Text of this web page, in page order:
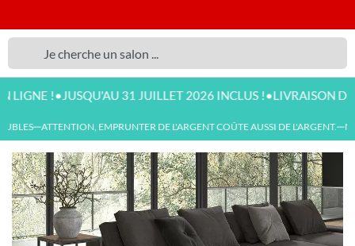
!•JUSQU'AU 31 JUILLET 2026 INCLUS !•LIVRAISON
—ATTENTION, EMPRUNTER DE L'ARGENT COÛTE AUSSI DE L'ARGENT.—